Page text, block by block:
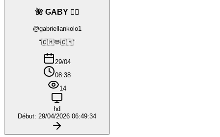
🌺 GABY ❤️‍🔥
@gabriellankolo1
"🇨🇲🫶🇨🇲"
29/04
08:38
14
hd
Début: 29/04/2026 06:49:34